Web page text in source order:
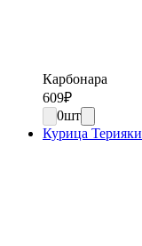
Карбонара
609₽
0шт
Курица Терияки